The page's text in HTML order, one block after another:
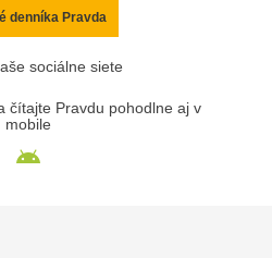
denníka Pravda
sociálne siete
čítajte Pravdu pohodlne aj v
mobile